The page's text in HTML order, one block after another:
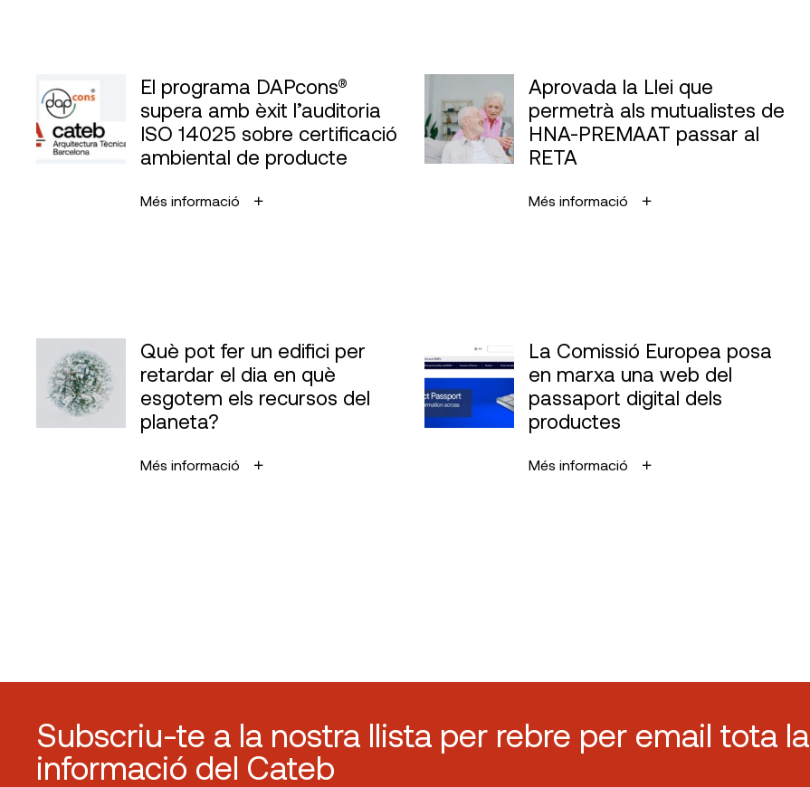
El programa DAPcons®
supera amb èxit l’auditoria
ISO 14025 sobre certificació
ambiental de producte
Més informació
Aprovada la Llei que
permetrà als mutualistes de
HNA-PREMAAT passar al
RETA
Més informació
Què pot fer un edifici per
retardar el dia en què
esgotem els recursos del
planeta?
Més informació
La Comissió Europea posa
en marxa una web del
passaport digital dels
productes
Més informació
Subscriu-te a la nostra llista per rebre per email tota la
informació del Cateb